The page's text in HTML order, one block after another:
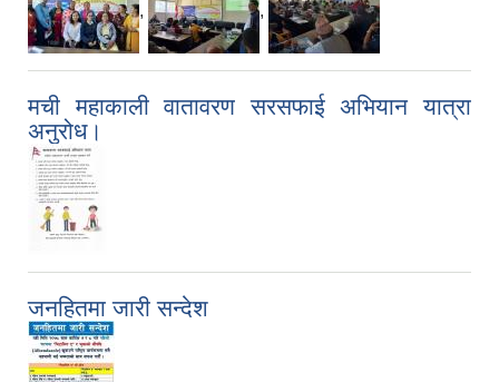
, ,
मची महाकाली वातावरण सरसफाई अभियान यात्रा
अनुरोध।
जनहितमा जारी सन्देश